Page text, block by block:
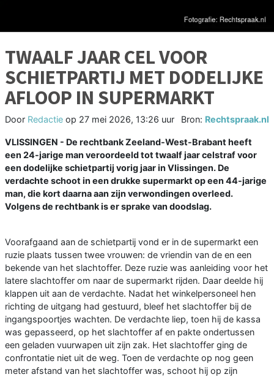
TWAALF JAAR CEL VOOR
SCHIETPARTIJ MET DODELIJKE
AFLOOP IN SUPERMARKT
Door Redactie op 27 mei 2026, 13:26 uur Bron: Rechtspraak.nl
VLISSINGEN - De rechtbank Zeeland-West-Brabant heeft
een 24-jarige man veroordeeld tot twaalf jaar celstraf voor
een dodelijke schietpartij vorig jaar in Vlissingen. De
verdachte schoot in een drukke supermarkt op een 44-jarige
man, die kort daarna aan zijn verwondingen overleed.
Volgens de rechtbank is er sprake van doodslag.
Voorafgaand aan de schietpartij vond er in de supermarkt een
ruzie plaats tussen twee vrouwen: de vriendin van de en een
bekende van het slachtoffer. Deze ruzie was aanleiding voor het
latere slachtoffer om naar de supermarkt rijden. Daar deelde hij
klappen uit aan de verdachte. Nadat het winkelpersoneel hen
richting de uitgang had gestuurd, bleef het slachtoffer bij de
ingangspoortjes wachten. De verdachte liep, toen hij de kassa
was gepasseerd, op het slachtoffer af en pakte ondertussen
een geladen vuurwapen uit zijn zak. Het slachtoffer ging de
confrontatie niet uit de weg. Toen de verdachte op nog geen
meter afstand van het slachtoffer was, schoot hij op zijn